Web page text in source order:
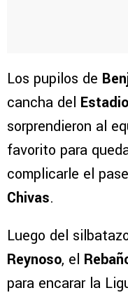
Los pupilos de
cancha del
sorprendieron al
favorito para
complicarle el
Chivas.
Luego del
Reynoso, el
para encarar la